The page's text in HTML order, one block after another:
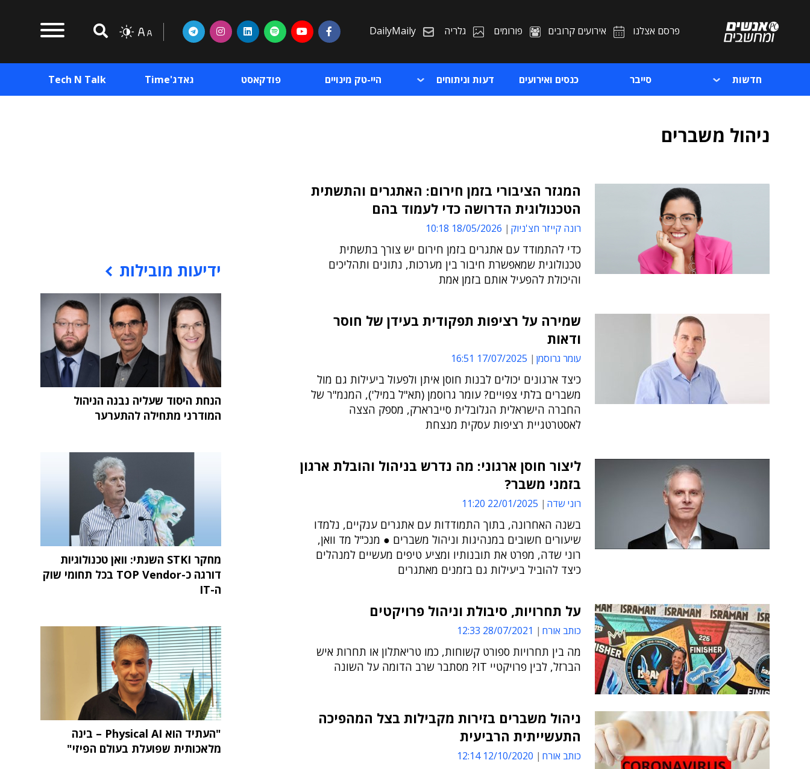
פרסם אצלנו אירועים קרובים פורומים גלריה DailyMaily
חדשות סייבר כנסים ואירועים דעות וניתוחים היי-טק מינויים פודקאסט גאדג'Time Tech N Talk
ניהול משברים
המגזר הציבורי בזמן חירום: האתגרים והתשתית
הטכנולוגית הדרושה כדי לעמוד בהם
רונה קייזר חצ'ניוק 18/05/2026 10:18
כדי להתמודד עם אתגרים בזמן חירום יש צורך בתשתית
טכנולוגית שמאפשרת חיבור בין מערכות, נתונים ותהליכים
והיכולת להפעיל אותם בזמן אמת
שמירה על רציפות תפקודית בעידן של חוסר
ודאות
עומר גרוסמן 17/07/2025 16:51
כיצד ארגונים יכולים לבנות חוסן איתן ולפעול ביעילות גם מול
משברים בלתי צפויים? עומר גרוסמן (תא"ל במיל'), המנמ"ר של
החברה הישראלית הגלובלית סייברארק, מספק הצצה
לאסטרטגיית רציפות עסקית מנצחת
ליצור חוסן ארגוני: מה נדרש בניהול והובלת ארגון
בזמני משבר?
רוני שדה 22/01/2025 11:20
בשנה האחרונה, בתוך התמודדות עם אתגרים ענקיים, נלמדו
שיעורים חשובים במנהיגות וניהול משברים ● מנכ"ל מד וואן,
רוני שדה, מפרט את תובנותיו ומציע טיפים מעשיים למנהלים
כיצד להוביל ביעילות גם בזמנים מאתגרים
על תחרויות, סיבולת וניהול פרויקטים
כותב אורח 28/07/2021 12:33
מה בין תחרויות ספורט קשוחות, כמו טריאתלון או תחרות איש
הברזל, לבין פרויקטיי IT? מסתבר שרב הדומה על השונה
ניהול משברים בזירות מקבילות בצל המהפיכה
התעשייתית הרביעית
כותב אורח 12/10/2020 12:14
ידיעות מובילות
הנחת היסוד שעליה נבנה הניהול
המודרני מתחילה להתערער
מחקר STKI השנתי: וואן טכנולוגיות
דורגה כ-TOP Vendor בכל תחומי שוק
ה-IT
"העתיד הוא Physical AI – בינה
מלאכותית שפועלת בעולם הפיזי"